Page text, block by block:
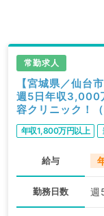
常勤求人
【宮城県／仙
週5日年収3,000
容クリニック！
科／常勤）
年収1,800万円以上
給与
勤務日数 週